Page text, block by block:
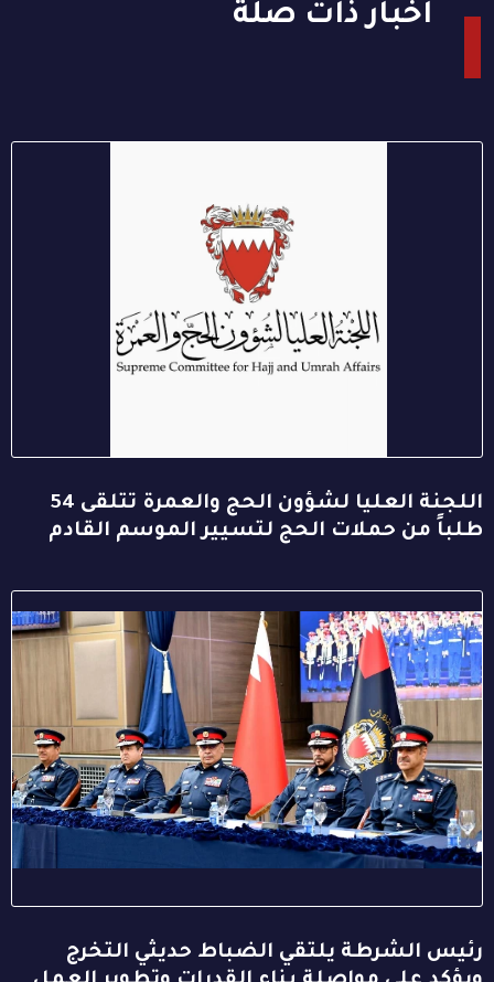
أخبار ذات صلة
اللجنة العليا لشؤون الحج والعمرة تتلقى 54
طلباً من حملات الحج لتسيير الموسم القادم
رئيس الشرطة يلتقي الضباط حديثي التخرج